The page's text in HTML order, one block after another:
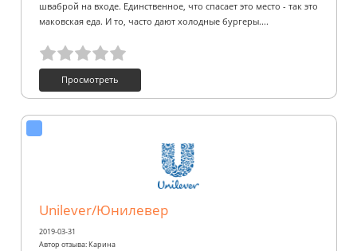
шваброй на входе. Единственное, что спасает это место - так это
маковская еда. И то, часто дают холодные бургеры....
Просмотреть
Unilever/Юнилевер
2019-03-31
Автор отзыва: Карина